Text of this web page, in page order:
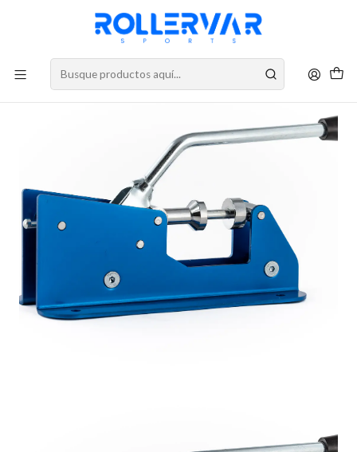
DESPACHOS A TODO CHILE